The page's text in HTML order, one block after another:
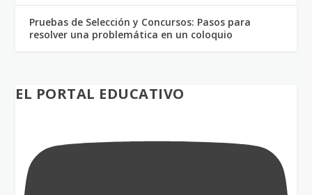
Pruebas de Selección y Concursos: Pasos para
resolver una problemática en un coloquio
EL PORTAL EDUCATIVO